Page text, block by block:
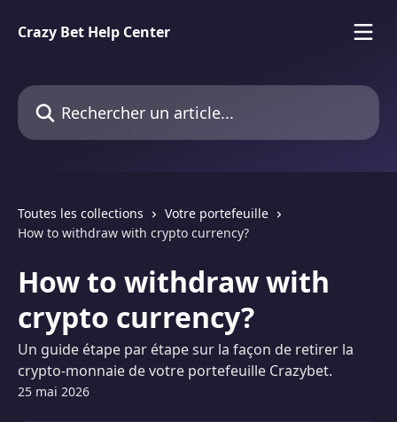
Crazy Bet Help Center
Rechercher un article...
Toutes les collections
Votre portefeuille
How to withdraw with crypto currency?
How to withdraw with
crypto currency?
Un guide étape par étape sur la façon de retirer la
crypto-monnaie de votre portefeuille Crazybet.
25 mai 2026